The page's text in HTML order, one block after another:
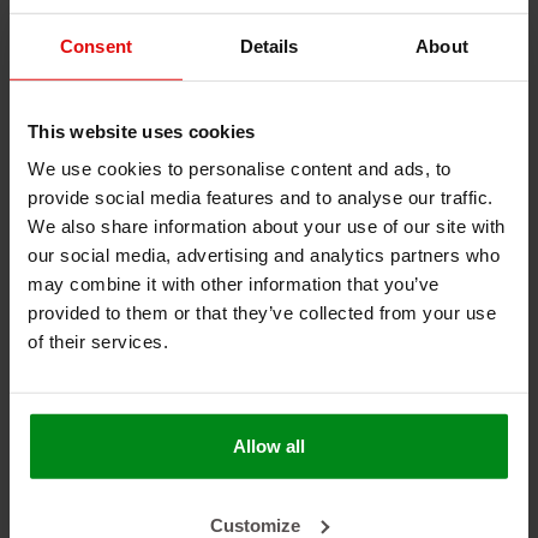
Consent Details About
This website uses cookies
We use cookies to personalise content and ads, to
provide social media features and to analyse our traffic.
We also share information about your use of our site with
our social media, advertising and analytics partners who
may combine it with other information that you’ve
provided to them or that they’ve collected from your use
of their services.
Allow all
Customize
impact bestendig, bestand tot 950°C stralingswarmte
Eenvoudig te vormen met de hand of roller en geschikt
Dit product bevat glasvezels, neem vooraf de montage
onze veiligheidsvoorschriften in acht. KlikHIERom de
veiligheidsvoorschriften te lezen.
DOCUMENTEN & DOWNLOADS